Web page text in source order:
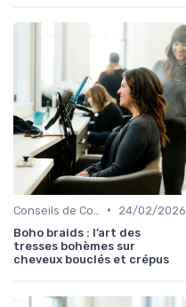
•
24/02/2026
Boho braids : l’art des
tresses bohèmes sur
cheveux bouclés et crépus